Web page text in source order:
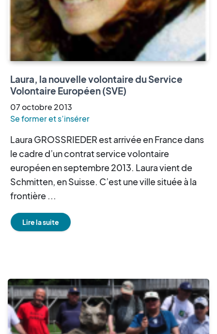
Laura, la nouvelle volontaire du Service
Volontaire Européen (SVE)
07octobre 2013
Se former et s’insérer
Laura GROSSRIEDER est arrivée en France dans
le cadre d’un contrat service volontaire
européen en septembre 2013. Laura vient de
Schmitten, en Suisse. C’est une ville située à la
frontière ...
Lire la suite